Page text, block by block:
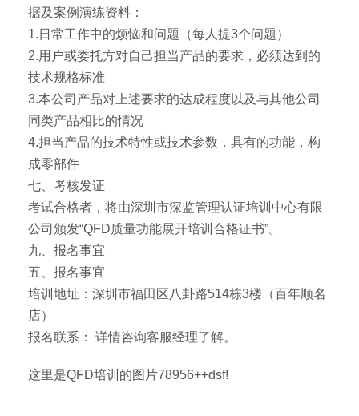
据及案例演练资料：
1.日常工作中的烦恼和问题（每人提3个问题）
2.用户或委托方对自己担当产品的要求，必须达到的
技术规格标准
3.本公司产品对上述要求的达成程度以及与其他公司
同类产品相比的情况
4.担当产品的技术特性或技术参数，具有的功能，构
成零部件
七、考核发证
考试合格者，将由深圳市深监管理认证培训中心有限
公司颁发“QFD质量功能展开培训合格证书”。
九、报名事宜
五、报名事宜
培训地址：深圳市福田区八卦路514栋3楼（百年顺名
店）
报名联系： 详情咨询客服经理了解。
这里是QFD培训的图片78956++dsf!